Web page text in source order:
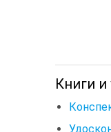
Книги